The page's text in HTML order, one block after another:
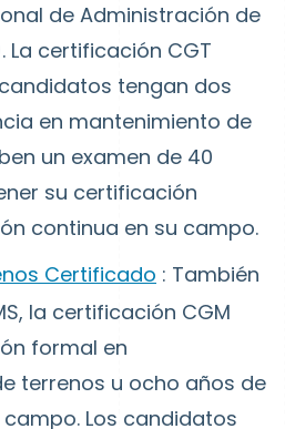
de Administración de
La certificación CGT
tengan dos
en mantenimiento de
un examen de 40
su certificación
continua en su campo.
Certificado : También
la certificación CGM
formal en
terrenos u ocho años de
Los candidatos